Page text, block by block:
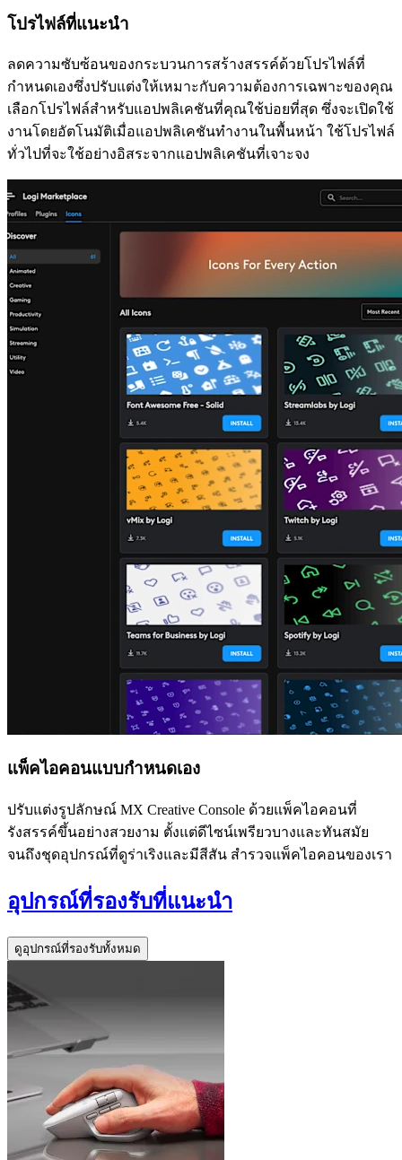
โปรไฟล์ที่แนะนำ
ลดความซับซ้อนของกระบวนการสร้างสรรค์ด้วยโปรไฟล์ที่
กำหนดเองซึ่งปรับแต่งให้เหมาะกับความต้องการเฉพาะของคุณ
เลือกโปรไฟล์สำหรับแอปพลิเคชันที่คุณใช้บ่อยที่สุด ซึ่งจะเปิดใช้
งานโดยอัตโนมัติเมื่อแอปพลิเคชันทำงานในพื้นหน้า ใช้โปรไฟล์
ทั่วไปที่จะใช้อย่างอิสระจากแอปพลิเคชันที่เจาะจง
แพ็คไอคอนแบบกำหนดเอง
ปรับแต่งรูปลักษณ์ MX Creative Console ด้วยแพ็คไอคอนที่
รังสรรค์ขึ้นอย่างสวยงาม ตั้งแต่ดีไซน์เพรียวบางและทันสมัย
จนถึงชุดอุปกรณ์ที่ดูร่าเริงและมีสีสัน สำรวจแพ็คไอคอนของเรา
อุปกรณ์ที่รองรับที่แนะนำ
ดูอุปกรณ์ที่รองรับทั้งหมด